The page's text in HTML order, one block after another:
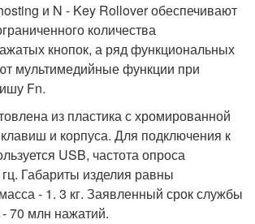
и N - Key Rollover обеспечивают
количества
кнопок, а ряд функциональных
мультимедийные функции при
Fn.
из пластика с хромированной
и корпуса. Для подключения к
USB, частота опроса
Габариты изделия равны
- 1. 3 кг. Заявленный срок службы
70 млн нажатий.